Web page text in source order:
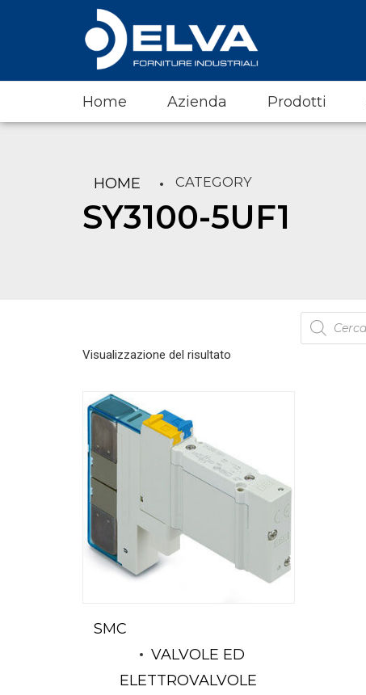
Home Azienda Prodotti
HOME CATEGORY
SY3100-5UF1
Products
search
Visualizzazione del risultato
SMC
VALVOLE ED
ELETTROVALVOLE